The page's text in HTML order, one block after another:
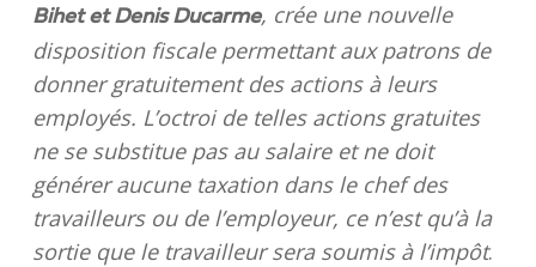
Bihet et Denis Ducarme, crée une nouvelle
disposition fiscale permettant aux patrons de
donner gratuitement des actions à leurs
employés. L’octroi de telles actions gratuites
ne se substitue pas au salaire et ne doit
générer aucune taxation dans le chef des
travailleurs ou de l’employeur, ce n’est qu’à la
sortie que le travailleur sera soumis à l’impôt.